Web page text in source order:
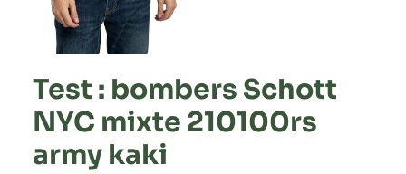
Test : bombers Schott
NYC mixte 210100rs
army kaki